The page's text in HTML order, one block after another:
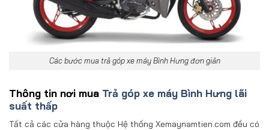
Các bước mua trả góp xe máy Bình Hưng đơn giản
Thông tin nơi mua Trả góp xe máy Bình Hưng lãi
suất thấp
Tất cả các cửa hàng thuộc Hệ thống Xemaynamtien.com đều có